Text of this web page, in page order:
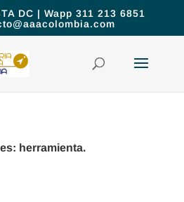
DC | Wapp 311 213 6851
herramienta.